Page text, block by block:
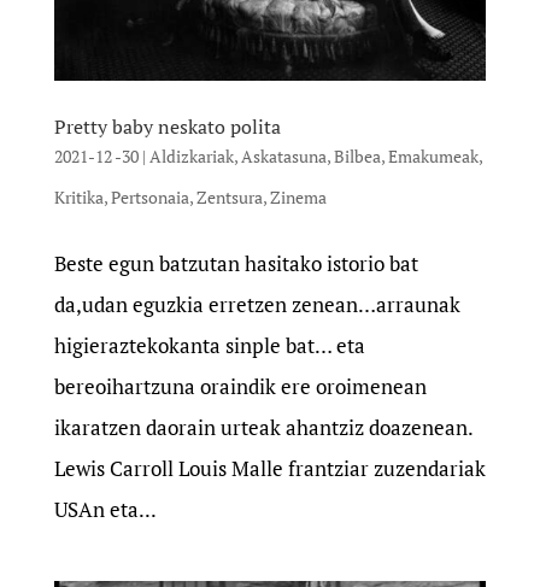
Pretty baby neskato polita
2021-12 -30| Aldizkariak,Askatasuna,Bilbea,Emakumeak,
Kritika,Pertsonaia,Zentsura,Zinema
Beste egun batzutan hasitako istorio bat
da,udan eguzkia erretzen zenean…arraunak
higieraztekokanta sinple bat… eta
bereoihartzuna oraindik ere oroimenean
ikaratzen daorain urteak ahantziz doazenean.
Lewis Carroll Louis Malle frantziar zuzendariak
USAn eta...